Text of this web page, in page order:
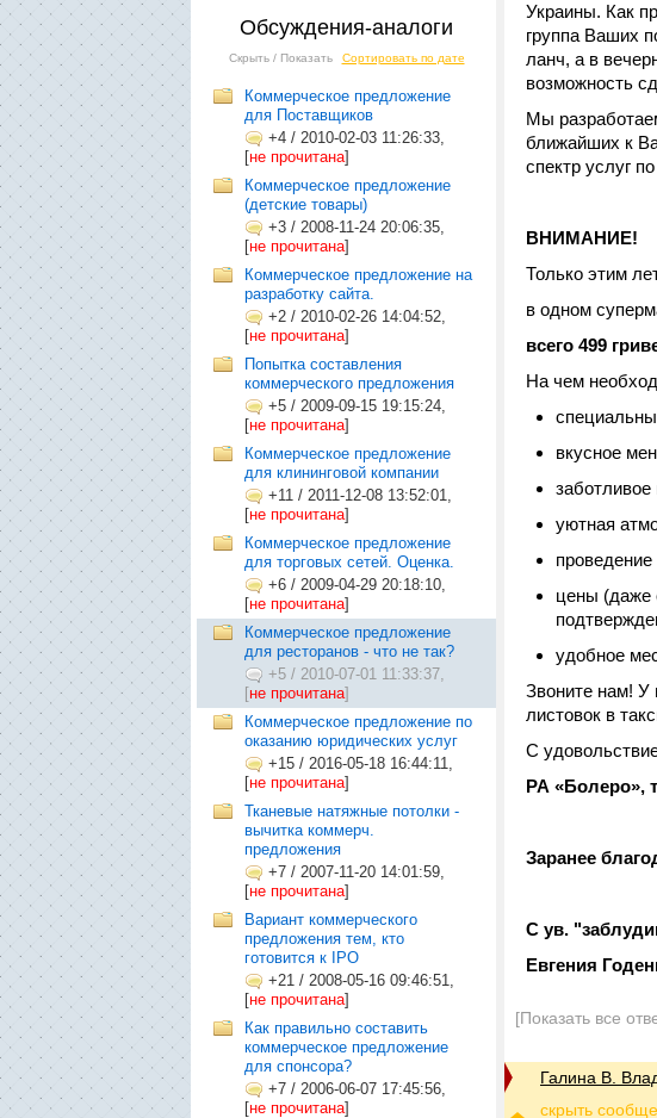
Обсуждения-аналоги
Скрыть / Показать Сортировать по дате
Коммерческое предложение
для Поставщиков
+4 / 2010-02-03 11:26:33,
[не прочитана]
Коммерческое предложение
(детские товары)
+3 / 2008-11-24 20:06:35,
[не прочитана]
Коммерческое предложение на
разработку сайта.
+2 / 2010-02-26 14:04:52,
[не прочитана]
Попытка составления
коммерческого предложения
+5 / 2009-09-15 19:15:24,
[не прочитана]
Коммерческое предложение
для клининговой компании
+11 / 2011-12-08 13:52:01,
[не прочитана]
Коммерческое предложение
для торговых сетей. Оценка.
+6 / 2009-04-29 20:18:10,
[не прочитана]
Коммерческое предложение
для ресторанов - что не так?
+5 / 2010-07-01 11:33:37,
[не прочитана]
Коммерческое предложение по
оказанию юридических услуг
+15 / 2016-05-18 16:44:11,
[не прочитана]
Тканевые натяжные потолки -
вычитка коммерч.
предложения
+7 / 2007-11-20 14:01:59,
[не прочитана]
Вариант коммерческого
предложения тем, кто
готовится к IPO
+21 / 2008-05-16 09:46:51,
[не прочитана]
Как правильно составить
коммерческое предложение
для спонсора?
+7 / 2006-06-07 17:45:56,
[не прочитана]
Украины. Как
группа Ваших
ланч, а в
возможность
Мы
ближайших к
спектр услуг
ВНИМАНИЕ!
Только этим
в одном
всего 499
На чем
вкусное
уютная
цены (даже
удобное
Звоните нам! У
листовок в
С
РА «Болеро»,
Заранее
С ув.
Евгения
[Показать все
Галина В.